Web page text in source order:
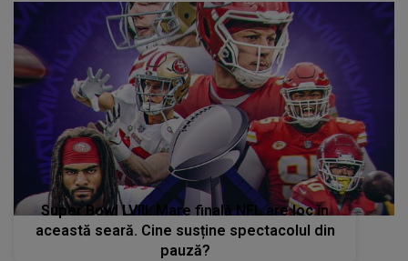
Super Bowl LVIII: Mare finală NFL are loc în
această seară. Cine susține spectacolul din
pauză?